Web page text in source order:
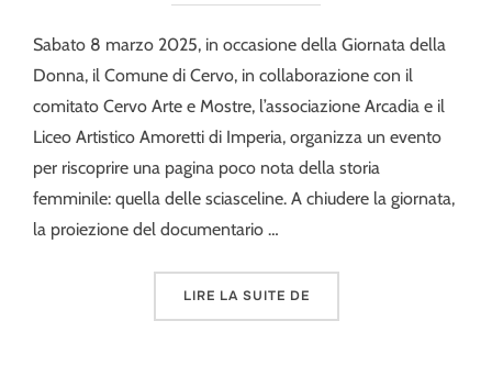
Sabato 8 marzo 2025, in occasione della Giornata della
Donna, il Comune di Cervo, in collaborazione con il
comitato Cervo Arte e Mostre, l’associazione Arcadia e il
Liceo Artistico Amoretti di Imperia, organizza un evento
per riscoprire una pagina poco nota della storia
femminile: quella delle sciasceline. A chiudere la giornata,
la proiezione del documentario …
LIRE LA SUITE DE« PROIEZIONE DEL